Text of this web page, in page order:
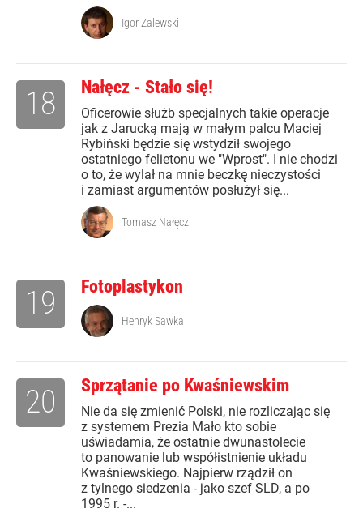
Igor Zalewski
Nałęcz - Stało się!
Oficerowie służb specjalnych takie operacje
jak z Jarucką mają w małym palcu Maciej
Rybiński będzie się wstydził swojego
ostatniego felietonu we "Wprost". I nie chodzi
o to, że wylał na mnie beczkę nieczystości
i zamiast argumentów posłużył się...
18
Tomasz Nałęcz
Fotoplastykon
19 Henryk Sawka
Sprzątanie po Kwaśniewskim
Nie da się zmienić Polski, nie rozliczając się
z systemem Prezia Mało kto sobie
uświadamia, że ostatnie dwunastolecie
to panowanie lub współistnienie układu
Kwaśniewskiego. Najpierw rządził on
z tylnego siedzenia - jako szef SLD, a po
1995 r. -...
20